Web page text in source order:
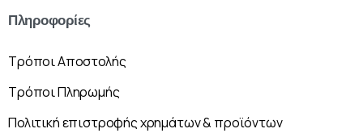
Πληροφορίες
Τρόποι Αποστολής
Τρόποι Πληρωμής
Πολιτική επιστροφής χρημάτων & προϊόντων